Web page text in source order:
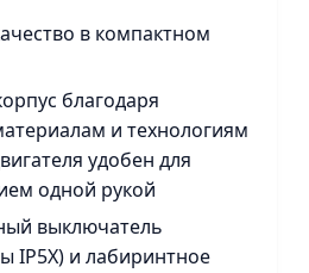
в компактном
благодаря
и технологиям
удобен для
одной рукой
выключатель
IP5X) и лабиринтное